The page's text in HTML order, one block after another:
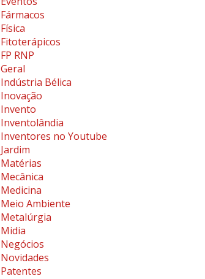
Fármacos
Física
Fitoterápicos
FP RNP
Geral
Indústria Bélica
Inovação
Invento
Inventolândia
Inventores no Youtube
Jardim
Matérias
Mecânica
Medicina
Meio Ambiente
Metalúrgia
Midia
Negócios
Novidades
Patentes